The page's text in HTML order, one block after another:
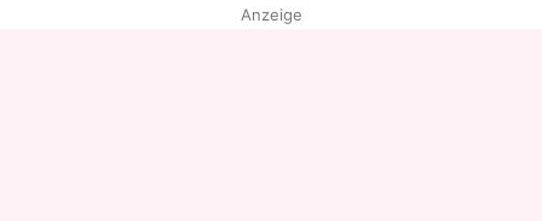
Anzeige